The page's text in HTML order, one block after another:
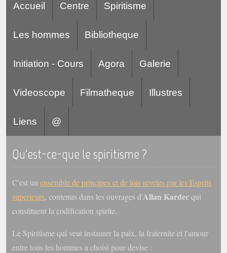
Accueil Centre Spiritisme
Les hommes Bibliotheque
Initiation - Cours Agora Galerie
Videoscope Filmatheque Illustres
Liens @
Qu'est-ce-que le spiritisme ?
C'est un ensemble de principes et de lois reveles par les Esprits
superieurs, contenus dans les ouvrages d'Allan Kardecqui
constituent la codification spirite.
Le Spiritisme qui veut instaurer la paix, la fraternite et l'amour
entre tous les hommes a choisi pour devise :